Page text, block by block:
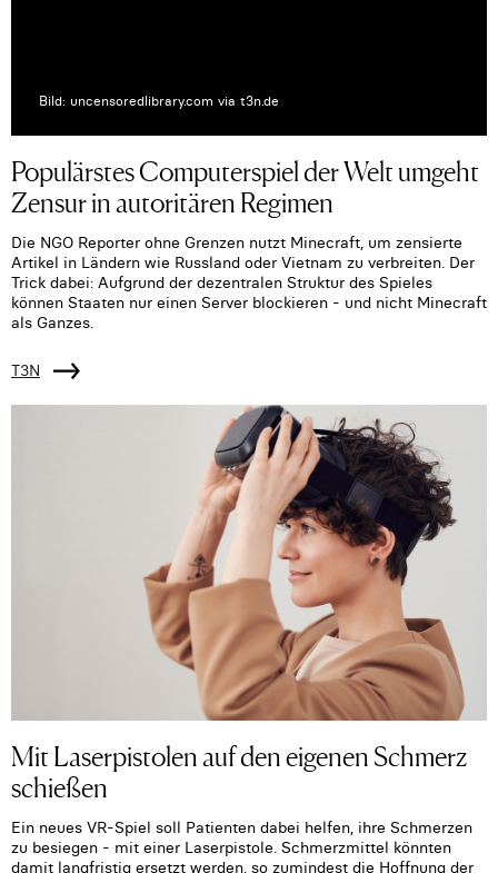
Bild: uncensoredlibrary.com via t3n.de
Populärstes Computerspiel der Welt umgeht
Zensur in autoritären Regimen
Die NGO Reporter ohne Grenzen nutzt Minecraft, um zensierte
Artikel in Ländern wie Russland oder Vietnam zu verbreiten. Der
Trick dabei: Aufgrund der dezentralen Struktur des Spieles
können Staaten nur einen Server blockieren - und nicht Minecraft
als Ganzes.
T3N
Mit Laserpistolen auf den eigenen Schmerz
schießen
Ein neues VR-Spiel soll Patienten dabei helfen, ihre Schmerzen
zu besiegen - mit einer Laserpistole. Schmerzmittel könnten
damit langfristig ersetzt werden, so zumindest die Hoffnung der